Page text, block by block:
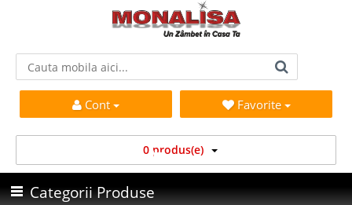
Cont Favorite
0 produs(e)
Categorii Produse